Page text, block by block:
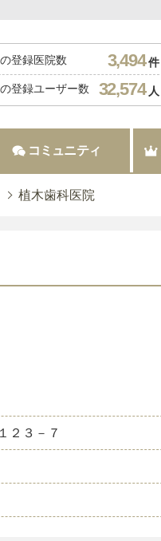
登録医院数 3,494件
登録ユーザー数 32,574 人
コミュニティ
植木歯科医院
２３－７